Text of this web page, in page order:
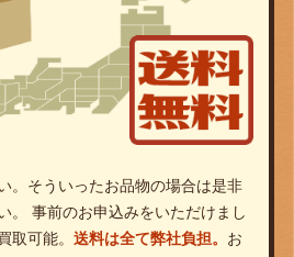
。そういったお品物の場合は是非
。 事前のお申込みをいただけまし
取可能。 送料は全て弊社負担。 お